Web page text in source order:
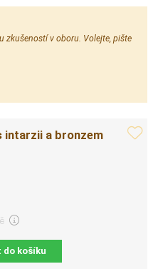
zkušeností v oboru. Volejte, pište
intarzii a bronzem
do košíku